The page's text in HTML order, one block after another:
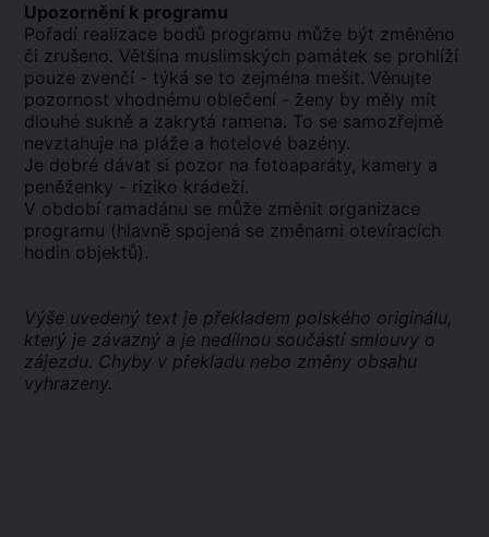
Upozornění k programu
Pořadí realizace bodů programu může být změněno
či zrušeno. Většina muslimských památek se prohlíží
pouze zvenčí - týká se to zejména mešit. Věnujte
pozornost vhodnému oblečení - ženy by měly mít
dlouhé sukně a zakrytá ramena. To se samozřejmě
nevztahuje na pláže a hotelové bazény.
Je dobré dávat si pozor na fotoaparáty, kamery a
peněženky - riziko krádeží.
V období ramadánu se může změnit organizace
programu (hlavně spojená se změnami otevíracích
hodin objektů).
Výše uvedený text je překladem polského originálu,
který je závazný a je nedílnou součástí smlouvy o
zájezdu. Chyby v překladu nebo změny obsahu
vyhrazeny.